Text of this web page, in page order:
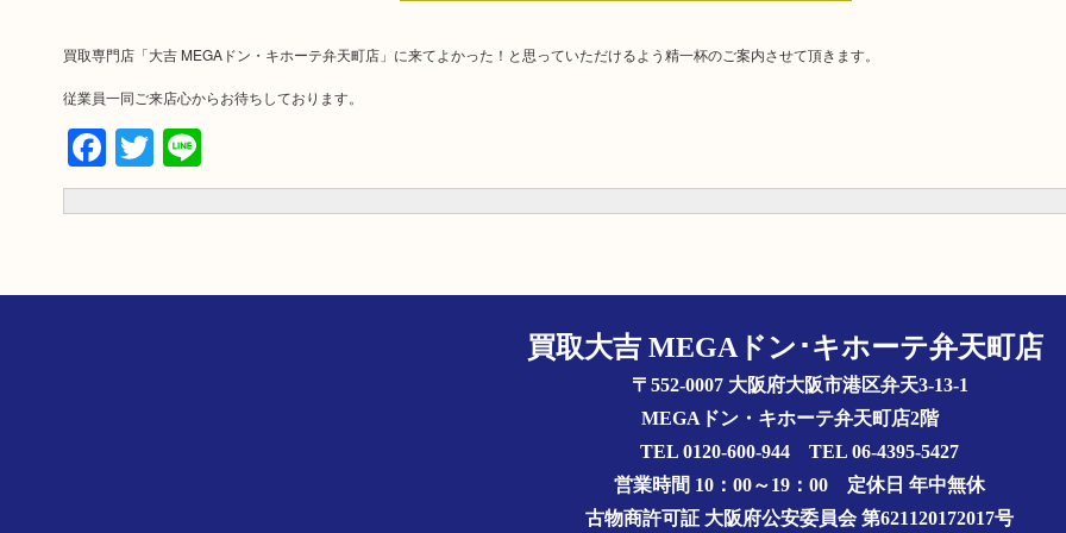
買取専門店「大吉 MEGAドン・キホーテ弁天町店」に来てよかった！と思っていただけるよう精一杯のご案内させて頂きます。
従業員一同ご来店心からお待ちしております。
Facebook
Twitter
Line
買取大吉 MEGAドン･キホーテ弁天町
〒552-0007 大阪府大阪市港区弁天3-13-1
MEGAドン・キホーテ弁天町店2階
TEL 0120-600-944 TEL 06-4395-5427
営業時間 10：00～19：00 定休日 年中無休
古物商許可証 大阪府公安委員会 第621120172017号